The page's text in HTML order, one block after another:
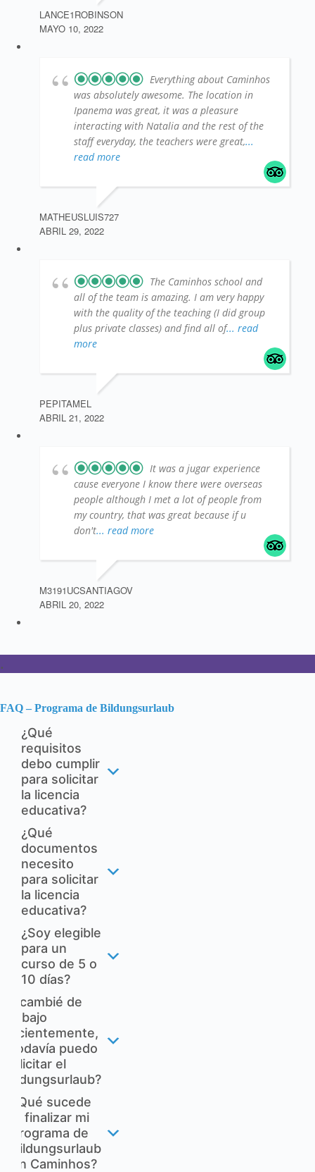
LANCE1ROBINSON
MAYO 10, 2022
Everything about Caminhos
was absolutely awesome. The location in
Ipanema was great, it was a pleasure
interacting with Natalia and the rest of the
staff everyday, the teachers were great,...
read more
MATHEUSLUIS727
ABRIL 29, 2022
The Caminhos school and
all of the team is amazing. I am very happy
with the quality of the teaching (I did group
plus private classes) and find all of... read
more
PEPITAMEL
ABRIL 21, 2022
It was a jugar experience
cause everyone I know there were overseas
people although I met a lot of people from
my country, that was great because if u
don't... read more
M3191UCSANTIAGOV
ABRIL 20, 2022
.
FAQ – Programa de Bildungsurlaub
¿Qué
requisitos
debo cumplir
para solicitar
la licencia
educativa?
¿Qué
documentos
necesito
para solicitar
la licencia
educativa?
¿Soy elegible
para un
curso de 5 o
10 días?
Si cambié de
trabajo
recientemente,
¿todavía puedo
solicitar el
Bildungsurlaub?
¿Qué sucede
al finalizar mi
programa de
Bildungsurlaub
en Caminhos?